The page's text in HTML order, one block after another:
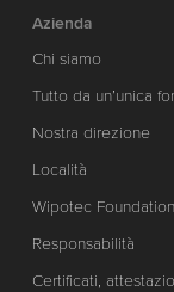
Azienda
Chi siamo
Tutto da un’unica
Nostra direzione
Località
Wipotec Foundation
Responsabilità
Certificati,